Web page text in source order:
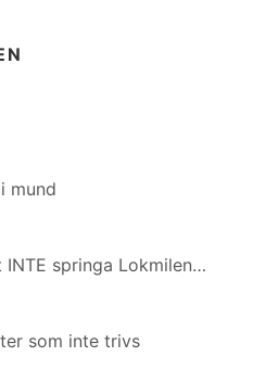
mund
springa Lokmilen…
som inte trivs